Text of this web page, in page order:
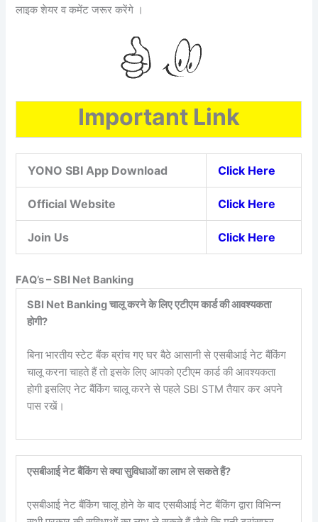
लाइक शेयर व कमेंट जरूर करेंगे ।
Important Link
YONO SBI App Download Click Here
Official Website Click Here
Join Us Click Here
FAQ’s – SBI Net Banking
SBI Net Banking चालू करने के लिए एटीएम कार्ड की आवश्यकता
होगी?
बिना भारतीय स्टेट बैंक ब्रांच गए घर बैठे आसानी से एसबीआई नेट बैंकिंग
चालू करना चाहते हैं तो इसके लिए आपको एटीएम कार्ड की आवश्यकता
होगी इसलिए नेट बैंकिंग चालू करने से पहले SBI STM तैयार कर अपने
पास रखें।
एसबीआई नेट बैंकिंग से क्या सुविधाओं का लाभ ले सकते हैं?
एसबीआई नेट बैंकिंग चालू होने के बाद एसबीआई नेट बैंकिंग द्वारा विभिन्न